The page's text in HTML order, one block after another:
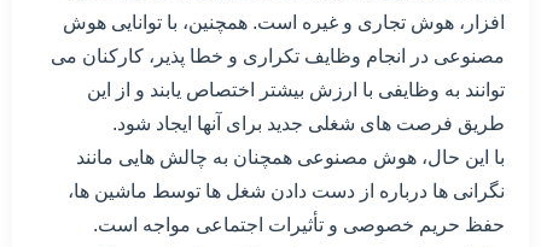
افزار، هوش تجاری و غیره است. همچنین، با توانایی هوش
مصنوعی در انجام وظایف تکراری و خطا پذیر، کارکنان می
توانند به وظایفی با ارزش بیشتر اختصاص یابند و از این
طریق فرصت های شغلی جدید برای آنها ایجاد شود.
با این حال، هوش مصنوعی همچنان به چالش هایی مانند
نگرانی ها درباره از دست دادن شغل ها توسط ماشین ها،
حفظ حریم خصوصی و تأثیرات اجتماعی مواجه است.